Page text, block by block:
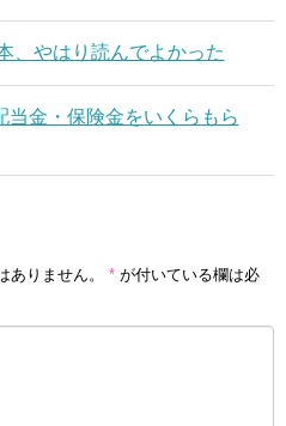
、やはり読んでよかった
当金・保険金をいくらもら
ありません。 * が付いている欄は必